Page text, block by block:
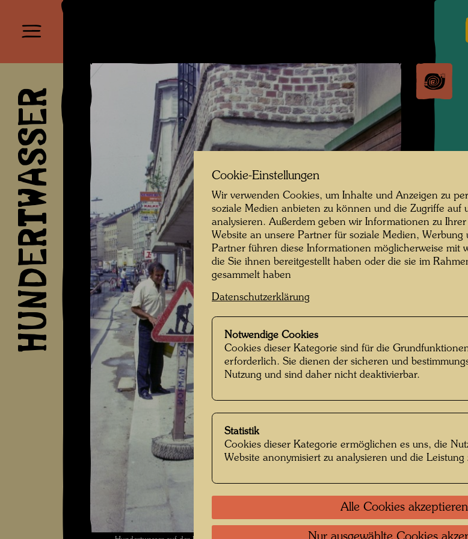
HUNDERTWASSER Cookie-Einstellungen
Wir verwenden Cookies, um Inhalte und Anzeigen zu
soziale Medien anbieten zu können und die Zugriffe auf
analysieren. Außerdem geben wir Informationen zu
Website an unsere Partner für soziale Medien,
Partner führen diese Informationen möglicherweise mit
die Sie ihnen bereitgestellt haben oder die sie im
gesammelt haben
Datenschutzerklärung
Notwendige Cookies
Cookies dieser Kategorie sind für die
erforderlich. Sie dienen der sicheren und
Nutzung und sind daher nicht deaktivierbar.
Statistik
Cookies dieser Kategorie ermöglichen es uns, die
Website anonymisiert zu analysieren und die Leistung
Alle Cookies akzeptieren